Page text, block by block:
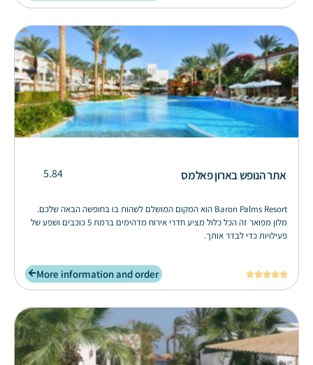
אתר הנופש בארון פאלמס 5.84
Baron Palms Resort הוא המקום המושלם לשהות בו בחופשה הבאה שלכם.
מלון מפואר זה הכל כלול מציע חדרי אירוח מדהימים ברמת 5 כוכבים ושפע של
פעילויות כדי לבדר אותך.





More information and order